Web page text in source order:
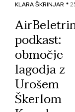
KLARA ŠKRINJAR *
podkast:
območje
lagodja z
Urošem
Škerlom